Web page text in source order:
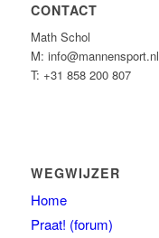
CONTACT
Math Schol
M: info@mannensport.nl
T: +31 858 200 807
WEGWIJZER
Home
Praat! (forum)